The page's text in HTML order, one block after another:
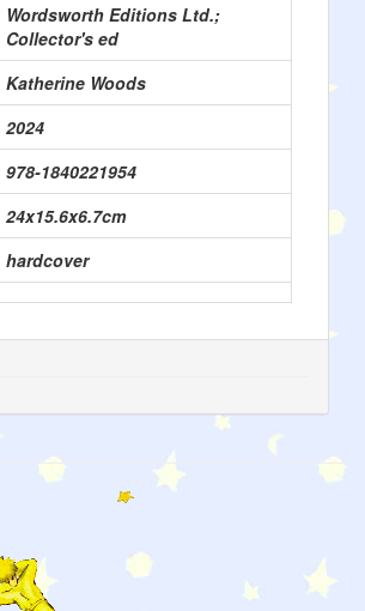
Wordsworth Editions Ltd.;
Collector's ed
Katherine Woods
2024
978-1840221954
24x15.6x6.7cm
hardcover